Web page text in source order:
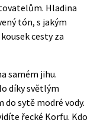
Hladina
tón, s jakým
cesty za
samém jihu.
díky světlým
sytě modré vody.
řecké Korfu. Kdo